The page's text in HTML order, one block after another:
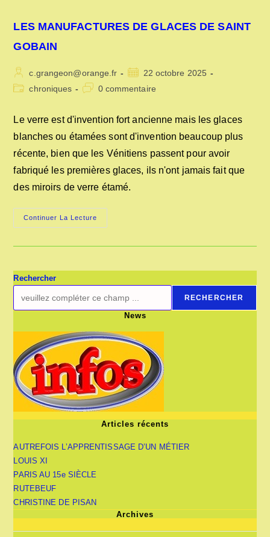
LES MANUFACTURES DE GLACES DE SAINT
GOBAIN
Auteur/autrice
de
c.grangeon@orange.fr
Publication
publiée :
22 octobre 2025
Postchroniques
Commentaires
publication :
0 commentaire
Le verre est d'invention fort ancienne mais les glaces
blanches ou étamées sont d'invention beaucoup plus
récente, bien que les Vénitiens passent pour avoir
fabriqué les premières glaces, ils n'ont jamais fait que
des miroirs de verre étamé.
Continuer La Lecture
MANUFACTURES
GOBAIN
Rechercher
RECHERCHER
News
Articles récents
AUTREFOIS L’APPRENTISSAGE D’UN MÉTIER
LOUIS XI
PARIS AU 15e SIÈCLE
RUTEBEUF
CHRISTINE DE PISAN
Archives